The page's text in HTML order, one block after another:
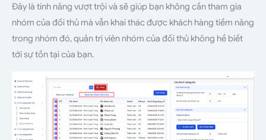
Đây là tính năng vượt trội và sẽ giúp bạn không cần tham gia
nhóm của đối thủ mà vẫn khai thác được khách hàng tiềm năng
trong nhóm đó, quản trị viên nhóm của đối thủ không hề biết
tới sự tồn tại của bạn.